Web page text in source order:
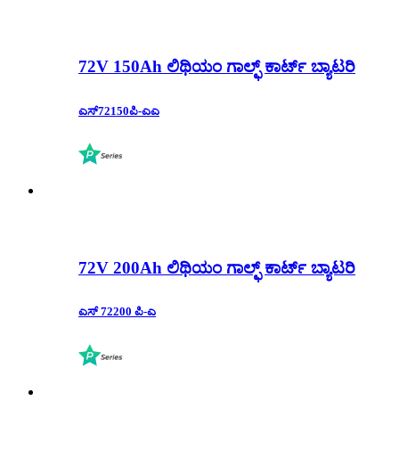
72V 150Ah ಲಿಥಿಯಂ ಗಾಲ್ಫ್ ಕಾರ್ಟ್ ಬ್ಯಾಟರಿ
ಎಸ್72150ಪಿ-ಎಎ
72V 200Ah ಲಿಥಿಯಂ ಗಾಲ್ಫ್ ಕಾರ್ಟ್ ಬ್ಯಾಟರಿ
ಎಸ್ 72200 ಪಿ-ಎ